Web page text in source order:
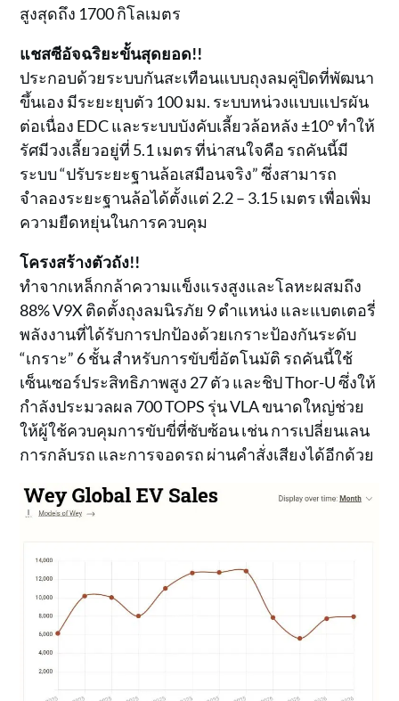
สูงสุดถึง 1700 กิโลเมตร
แชสซีอัจฉริยะขั้นสุดยอด!!
ประกอบด้วยระบบกันสะเทือนแบบถุงลมคู่ปิดที่พัฒนา
ขึ้นเอง มีระยะยุบตัว 100 มม. ระบบหน่วงแบบแปรผัน
ต่อเนื่อง EDC และระบบบังคับเลี้ยวล้อหลัง ±10° ทำให้
รัศมีวงเลี้ยวอยู่ที่ 5.1 เมตร ที่น่าสนใจคือ รถคันนี้มี
ระบบ “ปรับระยะฐานล้อเสมือนจริง” ซึ่งสามารถ
จำลองระยะฐานล้อได้ตั้งแต่ 2.2 – 3.15 เมตร เพื่อเพิ่ม
ความยืดหยุ่นในการควบคุม
โครงสร้างตัวถัง!!
ทำจากเหล็กกล้าความแข็งแรงสูงและโลหะผสมถึง
88% V9X ติดตั้งถุงลมนิรภัย 9 ตำแหน่ง และแบตเตอรี่
พลังงานที่ได้รับการปกป้องด้วยเกราะป้องกันระดับ
“เกราะ” 6 ชั้น สำหรับการขับขี่อัตโนมัติ รถคันนี้ใช้
เซ็นเซอร์ประสิทธิภาพสูง 27 ตัว และชิป Thor-U ซึ่งให้
กำลังประมวลผล 700 TOPS รุ่น VLA ขนาดใหญ่ช่วย
ให้ผู้ใช้ควบคุมการขับขี่ที่ซับซ้อน เช่น การเปลี่ยนเลน
การกลับรถ และการจอดรถ ผ่านคำสั่งเสียงได้อีกด้วย